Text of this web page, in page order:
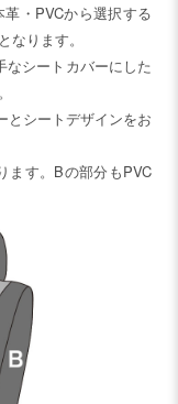
・PVCから選択する
なります。
なシートカバーにした
とシートデザインをお
ます。Bの部分もPVC